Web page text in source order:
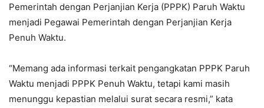
Pemerintah dengan Perjanjian Kerja (PPPK) Paruh Waktu
menjadi Pegawai Pemerintah dengan Perjanjian Kerja
Penuh Waktu.
“Memang ada informasi terkait pengangkatan PPPK Paruh
Waktu menjadi PPPK Penuh Waktu, tetapi kami masih
menunggu kepastian melalui surat secara resmi,” kata